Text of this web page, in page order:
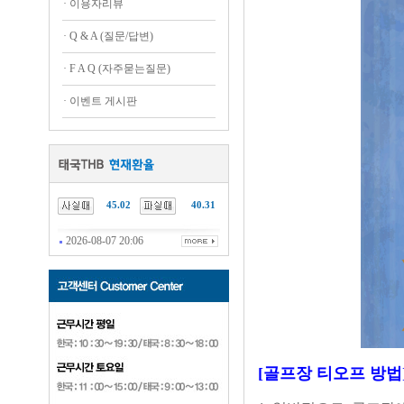
· 이용자리뷰
· Q & A (질문/답변)
· F A Q (자주묻는질문)
· 이벤트 게시판
45.02 40.31
2026-08-07 20:06
[골프장 티오프